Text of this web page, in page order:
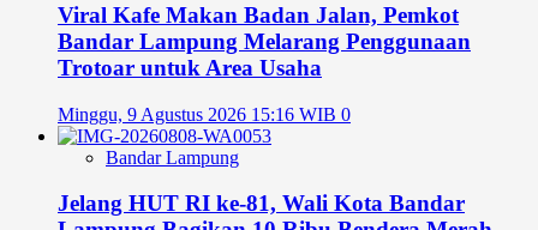
Viral Kafe Makan Badan Jalan, Pemkot
Bandar Lampung Melarang Penggunaan
Trotoar untuk Area Usaha
Minggu, 9 Agustus 2026 15:16 WIB 0
Bandar Lampung
Jelang HUT RI ke-81, Wali Kota Bandar